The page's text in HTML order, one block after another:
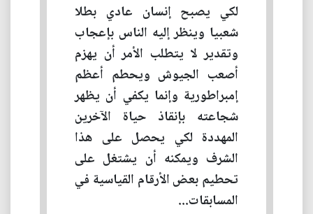
لكي يصبح إنسان عادي بطلا
شعبيا وينظر إليه الناس بإعجاب
وتقدير لا يتطلب الأمر أن يهزم
أصعب الجيوش ويحطم أعظم
إمبراطورية وإنما يكفي أن يظهر
شجاعته بإنقاذ حياة الآخرين
المهددة لكي يحصل على هذا
الشرف ويمكنه أن يشتغل على
تحطيم بعض الأرقام القياسية في
المسابقات...